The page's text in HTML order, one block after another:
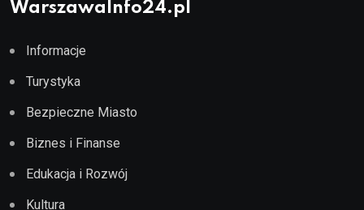
WarszawaInfo24.pl
Informacje
Turystyka
Bezpieczne Miasto
Biznes i Finanse
Edukacja i Rozwój
Kultura